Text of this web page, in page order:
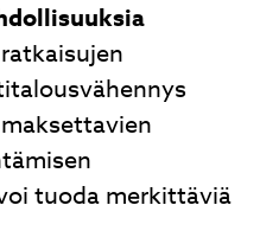
tuoda merkittäviä